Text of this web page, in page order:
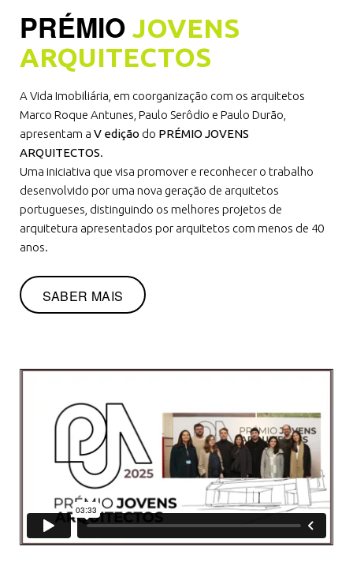
PRÉMIO JOVENS
ARQUITECTOS
A Vida Imobiliária, em coorganização com os arquitetos
Marco Roque Antunes, Paulo Serôdio e Paulo Durão,
apresentam a V edição do PRÉMIO JOVENS
ARQUITECTOS.
Uma iniciativa que visa promover e reconhecer o trabalho
desenvolvido por uma nova geração de arquitetos
portugueses, distinguindo os melhores projetos de
arquitetura apresentados por arquitetos com menos de 40
anos.
SABER MAIS